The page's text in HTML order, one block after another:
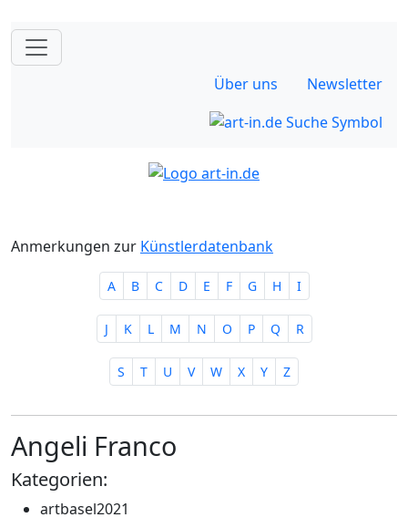
Über uns Newsletter
Anmerkungen zur Künstlerdatenbank
A B C D E F G H I
J K L M N O P Q R
S T U V W X Y Z
Angeli Franco
Kategorien:
artbasel2021